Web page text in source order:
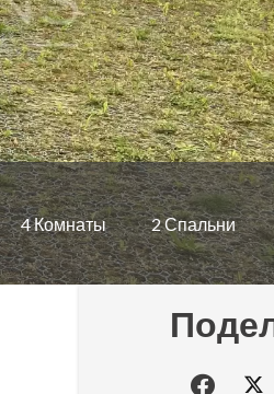
4 Комнаты 2 Спальни